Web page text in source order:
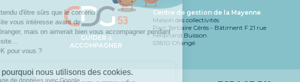
GUIDER &
ACCOMPAGNER
Centre de gestion de la Mayenne
Maison des collectivités
Parc Tertiaire Cérès - Bâtiment F 21 rue
Ferdinand Buisson
53810 Changé